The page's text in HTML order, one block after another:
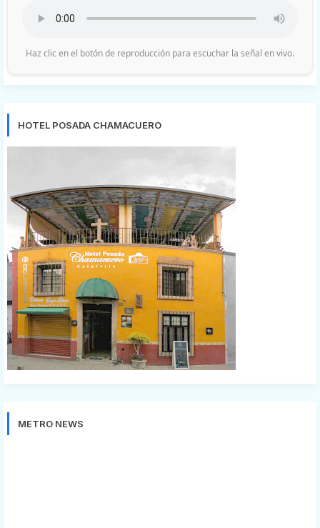
Haz clic en el botón de reproducción para escuchar la señal en vivo.
HOTEL POSADA CHAMACUERO
METRO NEWS